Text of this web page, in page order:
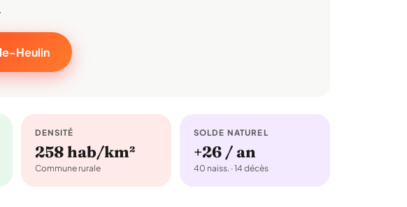
Heulin
DENSITÉ
258 hab/km²
Commune rurale
SOLDE NATUREL
+26 / an
40 naiss. · 14 décès